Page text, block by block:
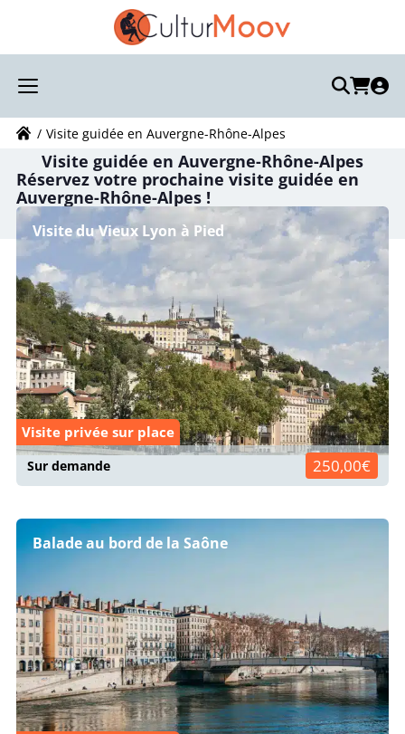
Recherchez votre visite :
Votre recherche
Visite guidée en Auvergne-Rhône-Alpes
Visite guidée en Auvergne-Rhône-Alpes
Réservez votre prochaine visite guidée en
Auvergne-Rhône-Alpes !
Visite du Vieux Lyon à Pied
Visite privée sur place
Sur demande 250,00€
Balade au bord de la Saône